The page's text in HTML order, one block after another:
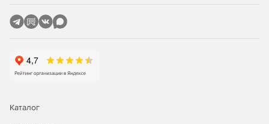
Автоматическое создание белого списка программ
Каталог